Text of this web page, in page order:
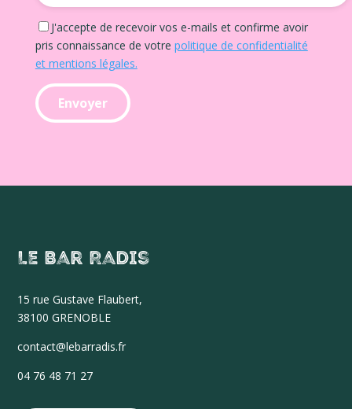
J'accepte de recevoir vos e-mails et confirme avoir
pris connaissance de votre politique de confidentialité
et mentions légales.
Le Bar Radis
15 rue Gustave Flaubert,
38100 GRENOBLE
contact@lebarradis.fr
04 76 48 71 27